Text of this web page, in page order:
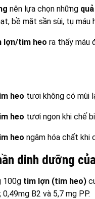
nên lựa chọn những
bề mặt sần sùi, tụ
lợn/tim heo ra thấy máu
heo tươi không có mùi
heo tươi ngon khi chế
heo ngâm hóa chất khi
dinh dưỡng
100g tim lợn (tim heo)
0,49mg B2 và 5,7 mg PP.